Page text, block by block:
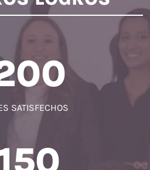
SATISFECHOS